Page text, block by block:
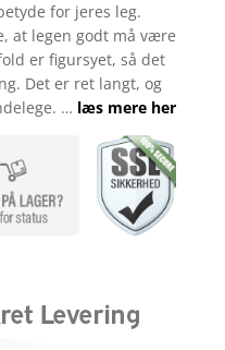
for jeres leg.
at legen godt må være
er figursyet, så det
Det er ret langt, og
… læs mere her